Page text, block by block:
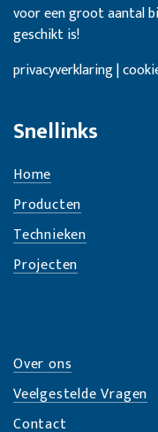
voor een groot aantal
geschikt is!
privacyverklaring |
Snellinks
Home
Producten
Technieken
Projecten
Over ons
Veelgestelde Vragen
Contact